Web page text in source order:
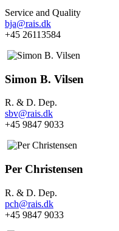
Service and Quality
bja@rais.dk
+45 26113584
Simon B. Vilsen
R. & D. Dep.
sbv@rais.dk
+45 9847 9033
Per Christensen
R. & D. Dep.
pch@rais.dk
+45 9847 9033